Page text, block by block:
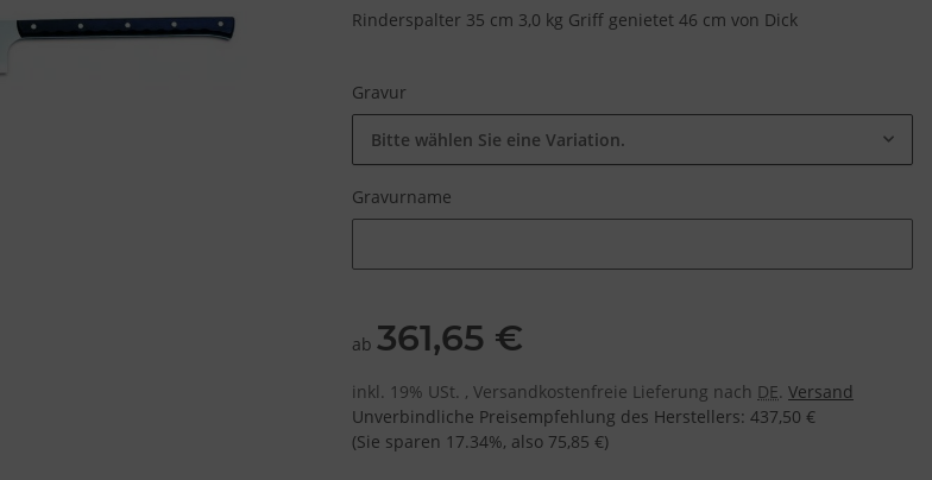
Rinderspalter 35 cm 3,0 kg Griff genietet 46 cm von Dick
Gravur
Bitte wählen Sie eine Variation.
Gravurname
ab 361,65 €
inkl. 19% USt. , Versandkostenfreie Lieferung nach DE. Versand
Unverbindliche Preisempfehlung des Herstellers: 437,50 €
(Sie sparen 17.34%, also 75,85 €)